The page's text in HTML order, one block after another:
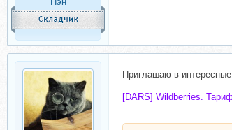
Приглашаю в
[DARS] Wildberries.